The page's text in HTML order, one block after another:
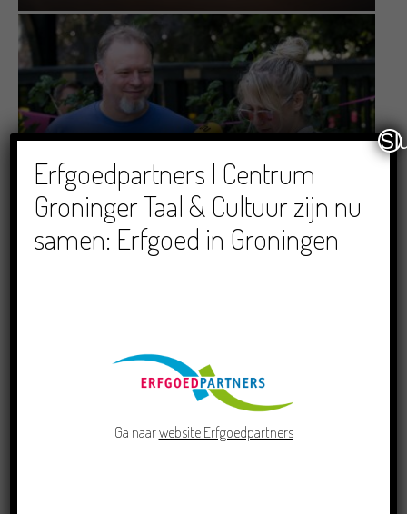
Dichters in de Prinsentuin: Verslag Zomor Wat
Ommaans
29/06/2026
Crowdfunding voor bijzonder kinderboek met
Erfgoedpartners | Centrum
Groninger Taal & Cultuur zijn nu
samen: Erfgoed in Groningen
Ga naarwebsite Erfgoedpartners